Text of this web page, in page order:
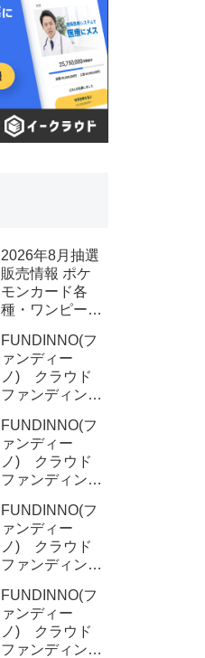
2026年8月抽選
販売情報 ポケ
モンカード各
種・ワンピース
の他
FUNDINNO(フ
ァンディー
ノ) クラウド
ファンディング
報 YD-
Plants (2回目)
FUNDINNO(フ
ァンディー
ノ) クラウド
ファンディング
報 オクシリ
ア株式会社
（2回目)
FUNDINNO(フ
ァンディー
ノ) クラウド
ファンディング
報 ORNIS株
式会社
FUNDINNO(フ
ァンディー
ノ) クラウド
ファンディング